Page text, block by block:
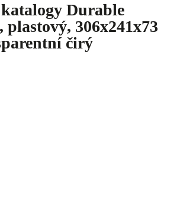
Durable
plastový, 306x241x73
čirý